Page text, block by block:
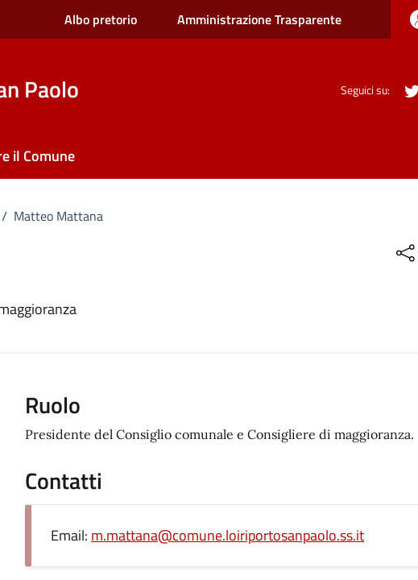
Albo pretorio Amministrazione Trasparente
Paolo Seguici su:
il Comune
/ Matteo Mattana
Ruolo
Presidente del Consiglio comunale e Consigliere di maggioranza.
Contatti
Email: m.mattana@comune.loiriportosanpaolo.ss.it